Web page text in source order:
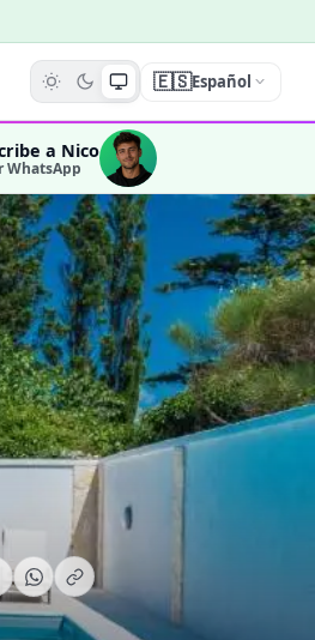
🇪🇸Español
a Nico
WhatsApp